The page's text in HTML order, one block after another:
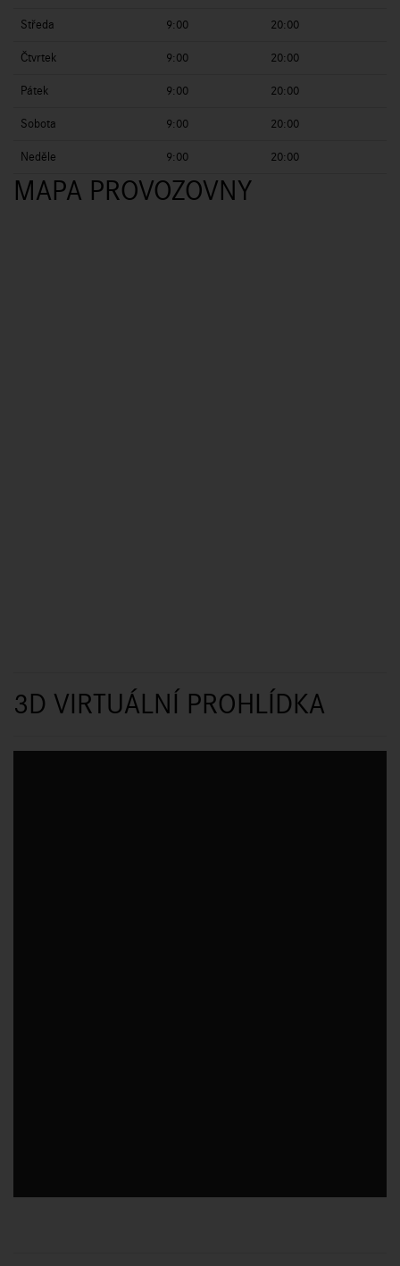
Středa 9:00 20:00
Čtvrtek 9:00 20:00
Pátek 9:00 20:00
Sobota 9:00 20:00
Neděle 9:00 20:00
MAPA PROVOZOVNY
3D VIRTUÁLNÍ PROHLÍDKA